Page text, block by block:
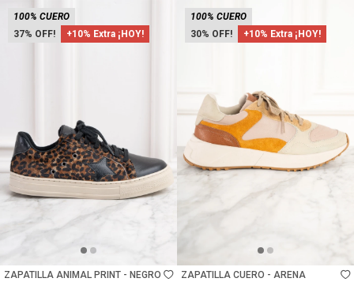
37 +10% Extra ¡HOY!
100% CUERO
ZAPATILLA ANIMAL PRINT - NEGRO
30 +10% Extra ¡HOY!
100% CUERO
ZAPATILLA CUERO - ARENA